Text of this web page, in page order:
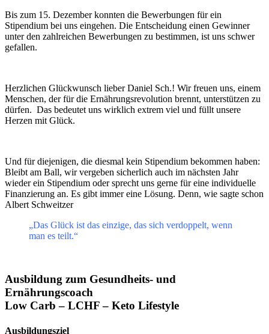
Bis zum 15. Dezember konnten die Bewerbungen für ein
Stipendium bei uns eingehen. Die Entscheidung einen Gewinner
unter den zahlreichen Bewerbungen zu bestimmen, ist uns schwer
gefallen.
Herzlichen Glückwunsch lieber Daniel Sch.! Wir freuen uns, einem
Menschen, der für die Ernährungsrevolution brennt, unterstützen zu
dürfen. Das bedeutet uns wirklich extrem viel und füllt unsere
Herzen mit Glück.
Und für diejenigen, die diesmal kein Stipendium bekommen haben:
Bleibt am Ball, wir vergeben sicherlich auch im nächsten Jahr
wieder ein Stipendium oder sprecht uns gerne für eine individuelle
Finanzierung an. Es gibt immer eine Lösung. Denn, wie sagte schon
Albert Schweitzer
„Das Glück ist das einzige, das sich verdoppelt, wenn
man es teilt.“
Ausbildung zum Gesundheits- und
Ernährungscoach
Low Carb – LCHF – Keto Lifestyle
Ausbildungsziel